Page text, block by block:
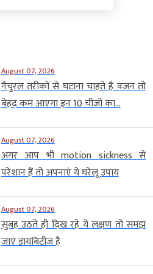
August 07, 2026
नैचुरल तरीकों से घटाना चाहते हैं वजन तो
बेहद कम आएगा इन 10 चीजों का...
August 07, 2026
अगर आप भी motion sickness से
परेशान हैं तो अपनाएं ये घरेलू उपाय
August 07, 2026
सुबह उठते ही दिख रहे ये लक्षण तो समझ
जाएं डायबिटीज है